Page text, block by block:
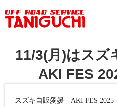
11/3(月)はスズ
AKI FES
スズキ自販愛媛 AKI FES 2025